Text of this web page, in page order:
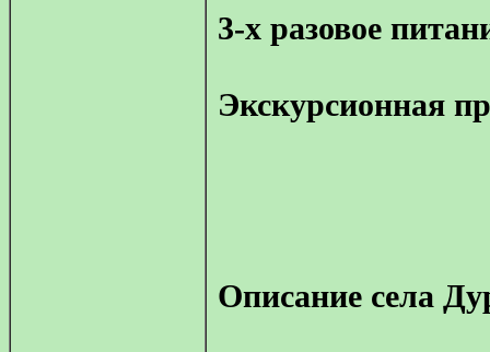
3-х разовое
Экскурсионная
Описание села